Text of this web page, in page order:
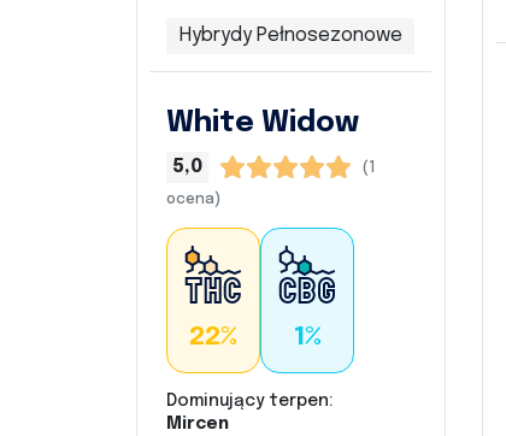
Hybrydy Pełnosezonowe
White Widow
5,0
(1
ocena)
22% 1%
Dominujący terpen:
Mircen